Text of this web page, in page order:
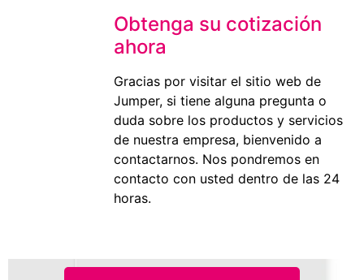
Obtenga su cotización
ahora
Gracias por visitar el sitio web de
Jumper, si tiene alguna pregunta o
duda sobre los productos y servicios
de nuestra empresa, bienvenido a
contactarnos. Nos pondremos en
contacto con usted dentro de las 24
horas.